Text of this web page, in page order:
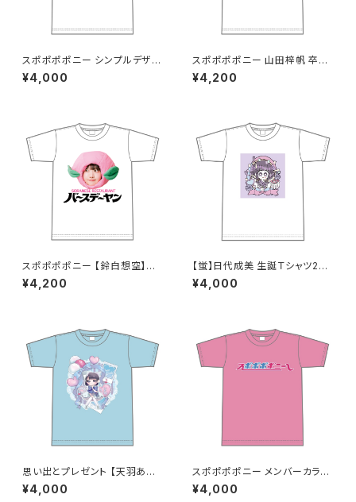
スポポポポニー シンプルデザイ
ン ロゴ ドライTシャツver S〜X
L
¥4,000
スポポポポニー 山田梓帆 卒業
記念Tシャツ XXL〜XXXLサイ
ズ
¥4,200
スポポポポニー 【鈴白想空】生
誕祭Tシャツ2026 XXL〜XXX
Lサイズサイズ
¥4,200
【蛍】日代成美 生誕Ｔシャツ202
5 M〜XLサイズ
¥4,000
思い出とプレゼント 【天羽あい】
生誕Ｔシャツ M〜XLサイズ
¥4,000
スポポポポニー メンバーカラー
シンプルデザイン ロゴTシャツ
ピンク S〜XLサイズ
¥4,000